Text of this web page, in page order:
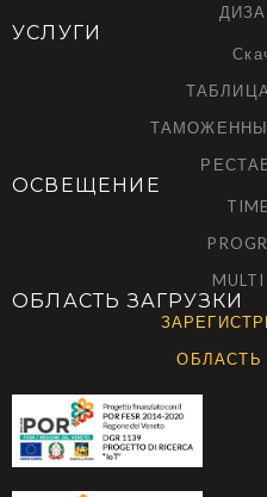
УСЛУГИ
ОСВЕЩЕНИЕ
ОБЛАСТЬ ЗАГРУЗКИ
ОБЛАСТЬ